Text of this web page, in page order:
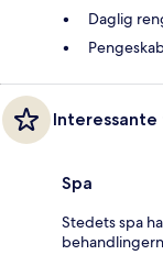
Daglig
Interessante
Spa
Stedets spa